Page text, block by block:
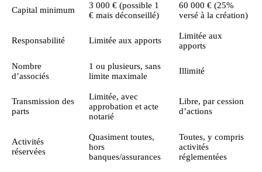
Capital minimum
3 000 € (possible 1
€ mais déconseillé)
60 000 € (25%
versé à la création)
Responsabilité Limitée aux apports
Limitée aux
apports
Nombre
d’associés
1 ou plusieurs, sans
limite maximale
Illimité
Transmission des
parts
Limitée, avec
approbation et acte
notarié
Libre, par cession
d’actions
Activités
réservées
Quasiment toutes,
hors
banques/assurances
Toutes, y compris
activités
réglementées